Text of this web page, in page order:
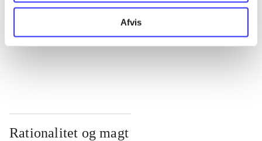
Afvis
...
Rationalitet og magt